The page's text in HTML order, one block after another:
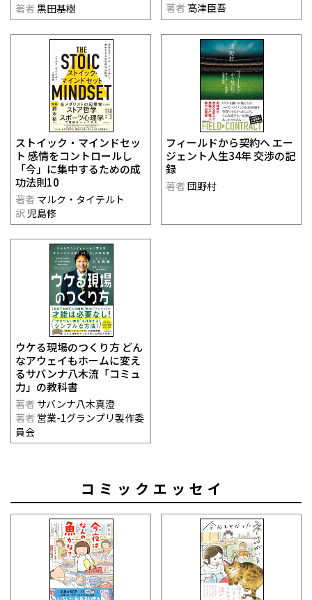
著者 黒田基樹 著者 高津臣吾
ストイック・マインドセッ
ト 感情をコントロールし
「今」に集中するための成
功法則10
著者 マルク・タイテルト
訳 児島修
フィールドから契約へ エー
ジェント人生34年 交渉の記
録
著者 団野村
ウケる現場のつくり方 どん
なアウェイもホームに変え
るサバンナ八木流「コミュ
力」の教科書
著者 サバンナ八木真澄
著者 営業-1グランプリ製作委
員会
コミックエッセイ